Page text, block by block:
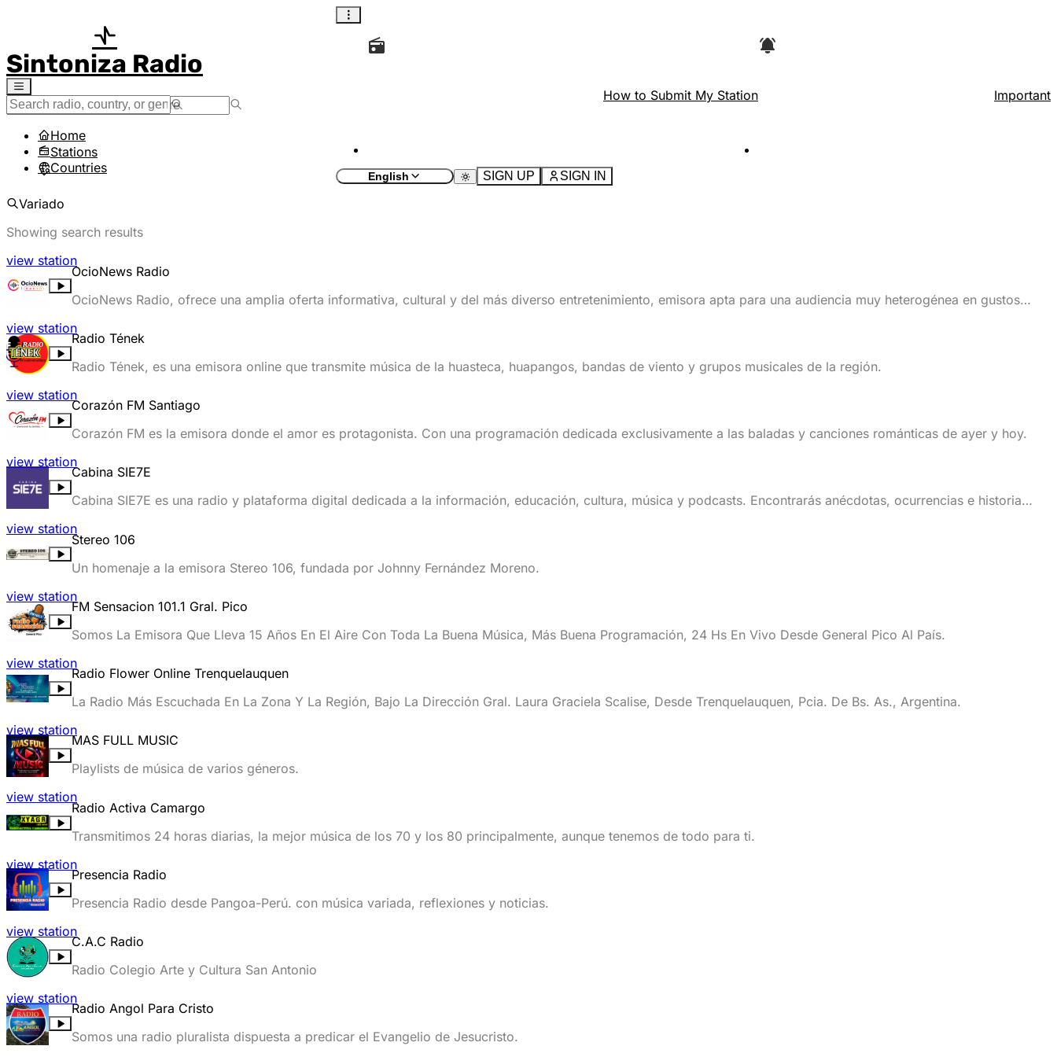
Sintoniza Radio
Home
Stations
Countries
How to Submit My Station Important
English SIGN UP SIGN IN
Variado
Showing search results
OcioNews Radio
OcioNews Radio, ofrece una amplia oferta informativa, cultural y del más diverso entretenimiento, emisora apta para una audiencia muy heterogénea en gustos y
view station
Radio Tének
Radio Tének, es una emisora online que transmite música de la huasteca, huapangos, bandas de viento y grupos musicales de la región.
view station
Corazón FM Santiago
Corazón FM es la emisora donde el amor es protagonista. Con una programación dedicada exclusivamente a las baladas y canciones románticas de ayer y hoy.
view station
Cabina SIE7E
Cabina SIE7E es una radio y plataforma digital dedicada a la información, educación, cultura, música y podcasts. Encontrarás anécdotas, ocurrencias e historias,
view station
Stereo 106
Un homenaje a la emisora Stereo 106, fundada por Johnny Fernández Moreno.
view station
FM Sensacion 101.1 Gral. Pico
Somos La Emisora Que Lleva 15 Años En El Aire Con Toda La Buena Música, Más Buena Programación, 24 Hs En Vivo Desde General Pico Al País.
view station
Radio Flower Online Trenquelauquen
La Radio Más Escuchada En La Zona Y La Región, Bajo La Dirección Gral. Laura Graciela Scalise, Desde Trenquelauquen, Pcia. De Bs. As., Argentina.
view station
MAS FULL MUSIC
Playlists de música de varios géneros.
view station
Radio Activa Camargo
Transmitimos 24 horas diarias, la mejor música de los 70 y los 80 principalmente, aunque tenemos de todo para ti.
view station
Presencia Radio
Presencia Radio desde Pangoa-Perú. con música variada, reflexiones y noticias.
view station
C.A.C Radio
Radio Colegio Arte y Cultura San Antonio
view station
Radio Angol Para Cristo
Somos una radio pluralista dispuesta a predicar el Evangelio de Jesucristo.
view station